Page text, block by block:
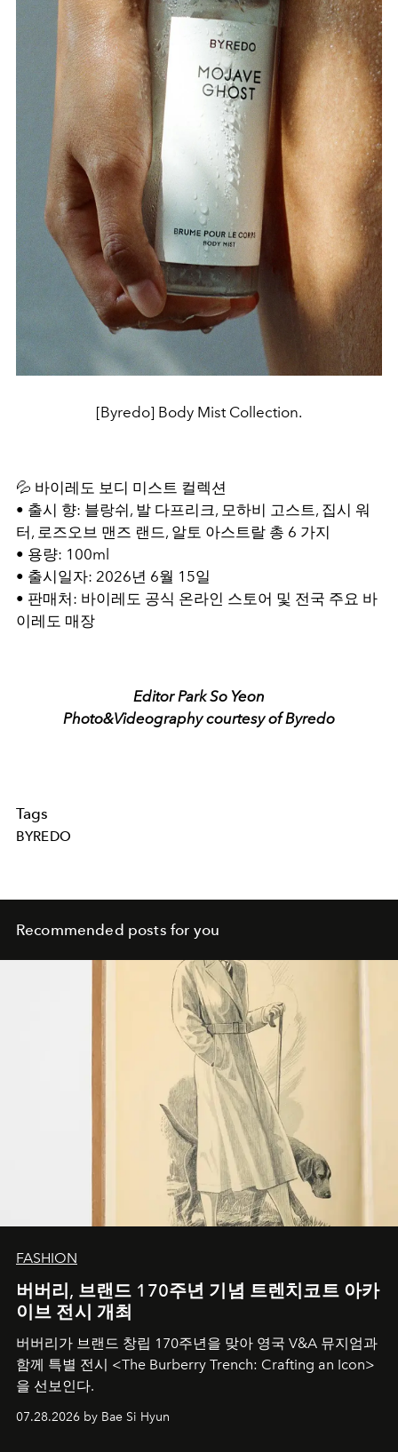
[Byredo] Body Mist Collection.
💦 바이레도 보디 미스트 컬렉션
• 출시 향: 블랑쉬, 발 다프리크, 모하비 고스트, 집시 워
터, 로즈오브 맨즈 랜드, 알토 아스트랄 총 6 가지
• 용량: 100ml
• 출시일자: 2026년 6월 15일
• 판매처: 바이레도 공식 온라인 스토어 및 전국 주요 바
이레도 매장
Editor Park So Yeon
Photo&Videography courtesy of Byredo
Tags
BYREDO
Recommended posts for you
FASHION
버버리, 브랜드 170주년 기념 트렌치코트 아카
이브 전시 개최
버버리가 브랜드 창립 170주년을 맞아 영국 V&A 뮤지엄과
함께 특별 전시 <The Burberry Trench: Crafting an Icon>
을 선보인다.
07.28.2026 by Bae Si Hyun